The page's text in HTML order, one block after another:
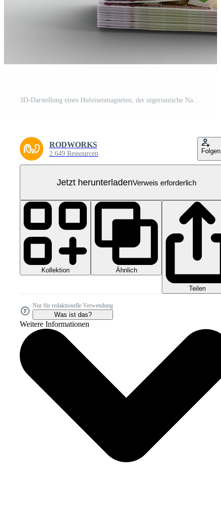
3D-Darstellung eines Hufeisenmagneten, der nigerianische Naira-Noten anzieht, isoliert auf transparentem Hintergrund. geldkonzept anziehen. Strategie für ein erfolgreiches Unternehmen
RODWORKS
2.649 Ressourcen Folgen
Jetzt herunterladenVerweis erforderlich
Kollektion Ähnlich
Teilen
Nur für redaktionelle Verwendung
Was ist das?
Weitere Informationen